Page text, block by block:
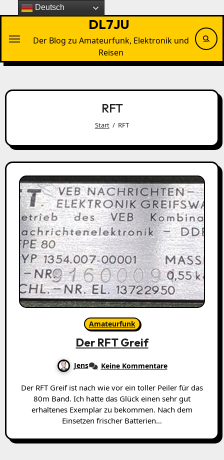
Inhalten
DL7JU
Der Blog zu Amateurfunk, Elektronik und
Reisen
RFT
Start RFT
Amateurfunk
Der RFT Greif
Jens Keine Kommentare
Der RFT Greif ist nach wie vor ein toller Peiler für das
80m Band. Ich hatte das Glück einen sehr gut
erhaltenes Exemplar zu bekommen. Nach dem
Einsetzen frischer Batterien…
Deutsch